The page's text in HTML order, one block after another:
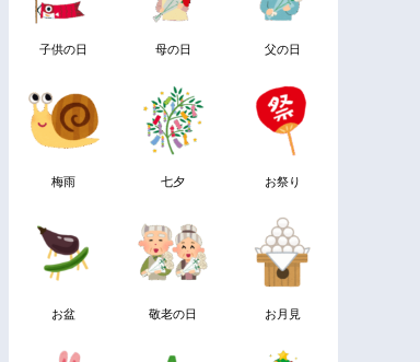
子供の日 母の日 父の日
梅雨 七夕 お祭り
お盆 敬老の日 お月見